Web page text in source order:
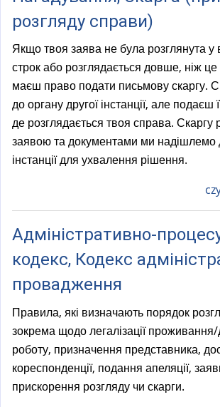
розгляду справи)
Якщо твоя заява не була розглянута у
строк або розглядається довше, ніж це
маєш право подати письмову скаргу.
до органу другої інстанції, але подаєш
де розглядається твоя справа. Скаргу
заявою та документами ми надішлемо
інстанції для ухвалення рішення.
Адміністративно-
кодекс, Кодекс
провадження
Правила, які визначають порядок
зокрема щодо легалізації
роботу, призначення представника,
кореспонденції, подання апеляції,
прискорення розгляду чи скарги.